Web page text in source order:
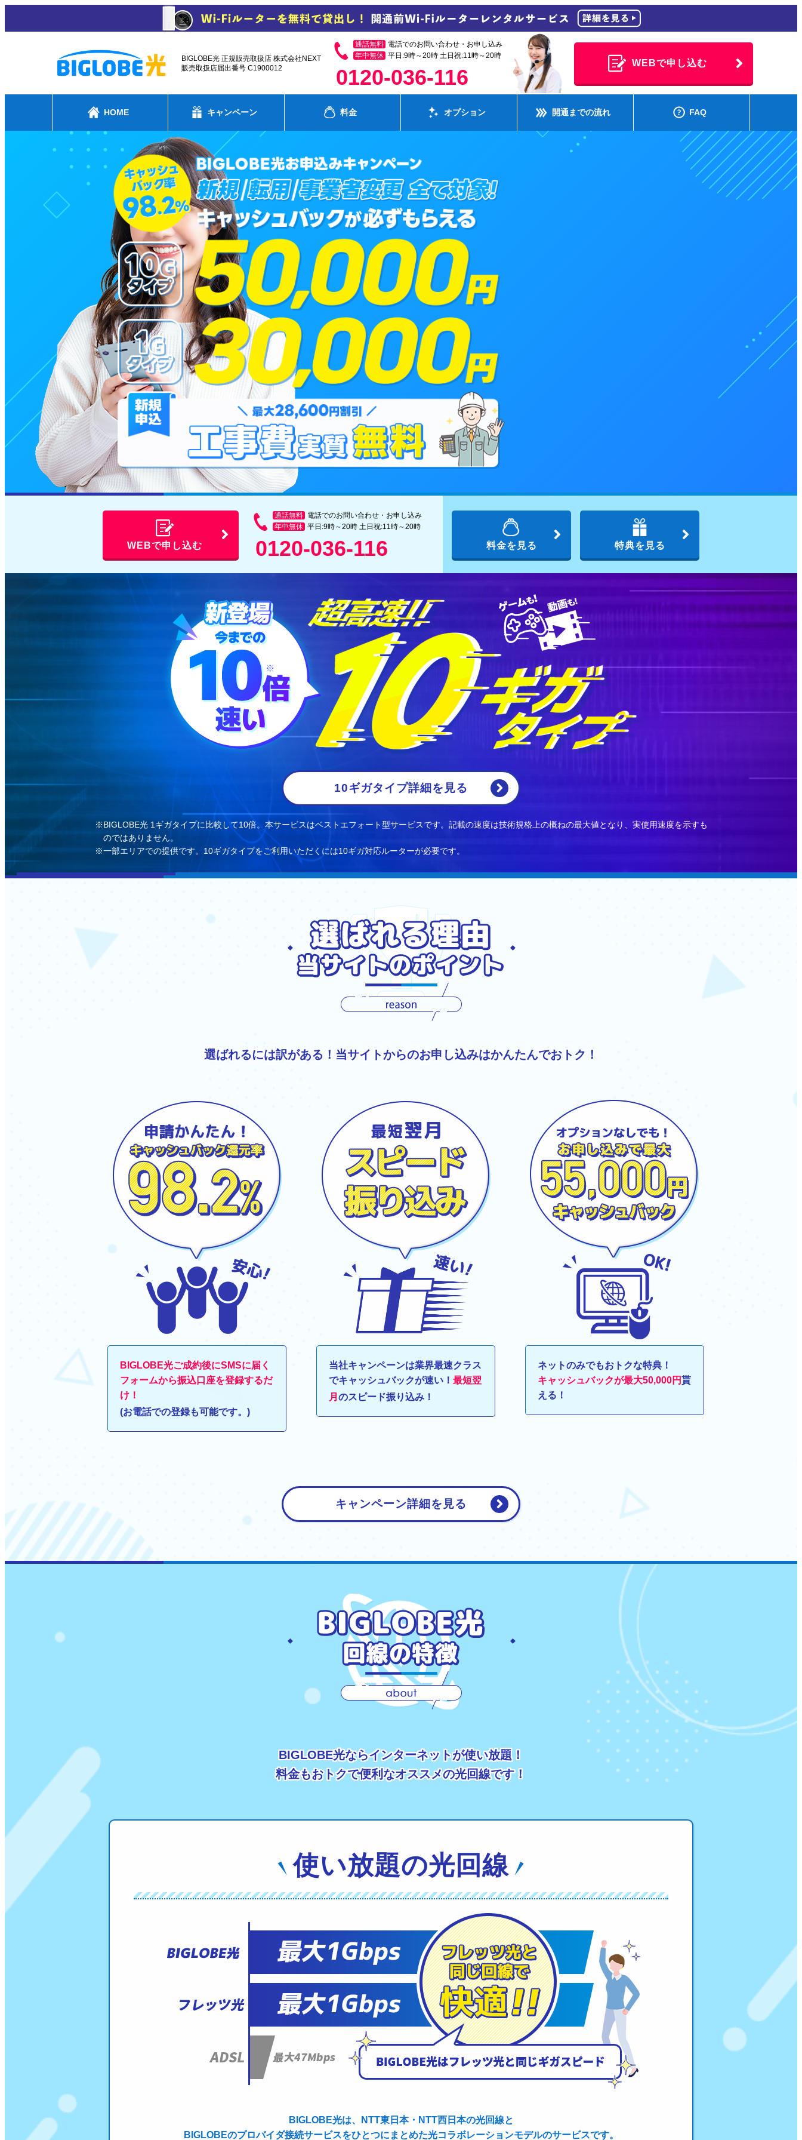
BIGLOBE光 正規販売取扱店 株式会社NEXT
販売取扱店届出番号 C1900012
通話無料 電話でのお問い合わせ・お申し込み
年中無休 平日:9時～20時 土日祝:11時～20時
0120-036-116
WEBで申し込む
HOME キャンペーン 料金 オプション 開通までの流れ FAQ
WEBで申し込む
通話無料 電話でのお問い合わせ・お申し込み
年中無休 平日:9時～20時 土日祝:11時～20時
0120-036-116 料金を見る 特典を見る
10ギガタイプ詳細 を見る
BIGLOBE光 1ギガタイプに比較して10倍。本サービスはベストエフォート型サービスです。記載の速度は技術規格上の概ねの最大値となり、実使用速度を示すも
のではありません。
一部エリアでの提供です。10ギガタイプをご利用いただくには10ギガ対応ルーターが必要です。
選ばれるには訳がある！当サイトからのお申し込みはかんたんでおトク！
BIGLOBE光ご成約後にSMSに届く
フォームから振込口座を登録するだ
け！
(お電話での登録も可能です。)
当社キャンペーンは業界最速クラス
でキャッシュバックが速い！ 最短翌
月 のスピード振り込み！
ネットのみでもおトクな特典！
キャッシュバックが最大50,000円貰
える！
キャンペーン詳細を見る
BIGLOBE光ならインターネットが使い放題！
料金もおトクで便利なオススメの光回線です！
使い放題の光回線
BIGLOBE光は、NTT東日本・NTT西日本の光回線と
BIGLOBEのプロバイダ接続サービスをひとつにまとめた光コラボレーションモデルのサービスです。